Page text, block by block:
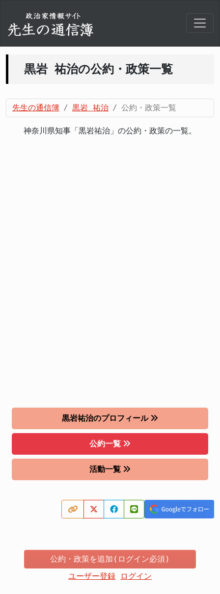
黒岩 祐治の公約・政策一覧
先生の通信簿 黒岩 祐治 公約・政策一覧
神奈川県知事「黒岩祐治」の公約・政策の一覧。
黒岩祐治のプロフィール
公約一覧
活動一覧
公約・政策を追加(ログイン必須)
ユーザー登録
ログイン